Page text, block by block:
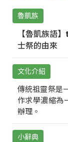
魯凱族
【魯凱族語
士祭的由來
文化介紹
傳統祖靈祭是
作求學濃縮為
辦理。
小辭典